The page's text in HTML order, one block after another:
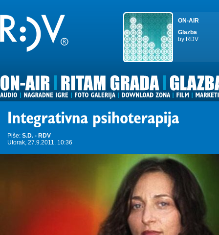
ON-AIR
Glazba
by RDV
Piše: S.D. - RDV
Utorak, 27.9.2011. 10:36